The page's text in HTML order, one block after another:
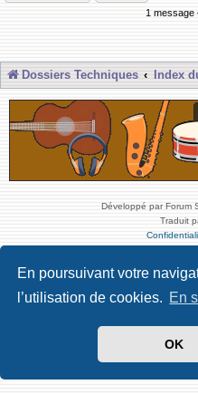
En poursuivant votre
l’utilisation de cookies. En
OK
1 message
Dossiers Techniques Index
Développé par Forum
Traduit